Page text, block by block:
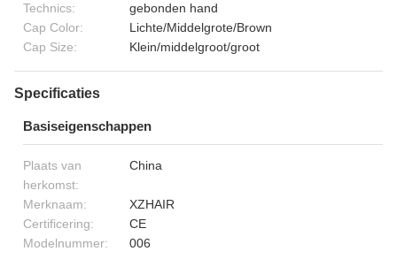
Technics:
gebonden hand
Cap Color:
Lichte/Middelgrote/Brown
Cap Size:
Klein/middelgroot/groot
Specificaties
Basiseigenschappen
Plaats van
herkomst:
China
Merknaam:
XZHAIR
Certificering:
CE
Modelnummer:
006